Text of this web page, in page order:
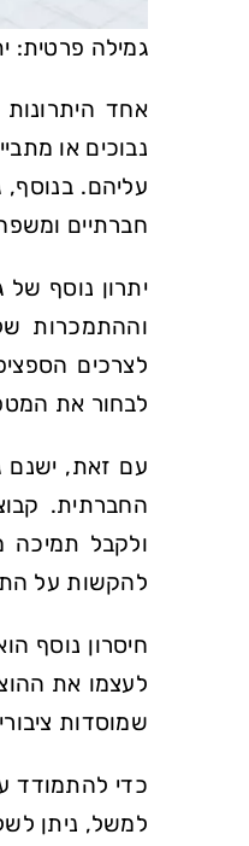
גמילה פרטית:
אחד
נבוכים או
עליהם.
חברתיים
יתרון נוסף
וההתמכרות
לצרכים
לבחור את
עם זאת, ישנם
החברתית.
ולקבל תמיכה
להקשות על
חיסרון נוסף
לעצמו את
שמוסדות
כדי להתמודד
למשל, ניתן